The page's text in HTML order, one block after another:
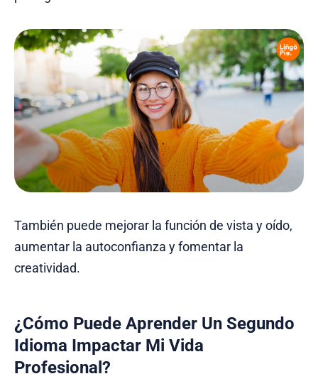
También puede mejorar la función de vista y oído,
aumentar la autoconfianza y fomentar la
creatividad.
¿Cómo Puede Aprender Un Segundo
Idioma Impactar Mi Vida
Profesional?